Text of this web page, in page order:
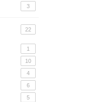
3
22
1
10
4
6
5